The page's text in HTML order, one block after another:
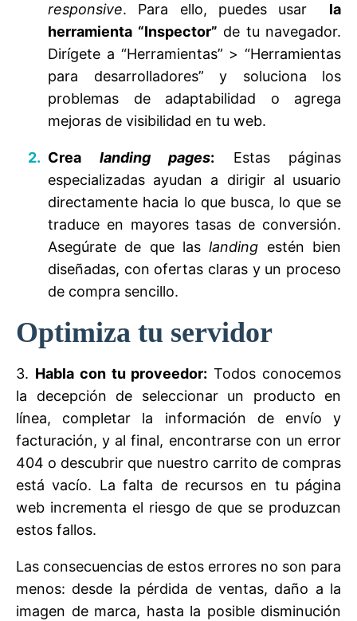
responsive. Para ello, puedes usar
la
herramienta “Inspector” de tu navegador.
Dirígete a “Herramientas” > “Herramientas
para desarrolladores” y soluciona los
problemas de adaptabilidad o agrega
mejoras de visibilidad en tu web.
Crea landing pages: Estas páginas
especializadas ayudan a dirigir al usuario
directamente hacia lo que busca, lo que se
traduce en mayores tasas de conversión.
Asegúrate de que laslanding estén bien
diseñadas, con ofertas claras y un proceso
de compra sencillo.
Optimiza tu servidor
3. Habla con tu proveedor: Todos conocemos
la decepción de seleccionar un producto en
línea, completar la información de envío y
facturación, y al final, encontrarse con un error
404 o descubrir que nuestro carrito de compras
está vacío. La falta de recursos en tu página
web incrementa el riesgo de que se produzcan
estos fallos.
Las consecuencias de estos errores no son para
menos: desde la pérdida de ventas, daño a la
imagen de marca, hasta la posible disminución